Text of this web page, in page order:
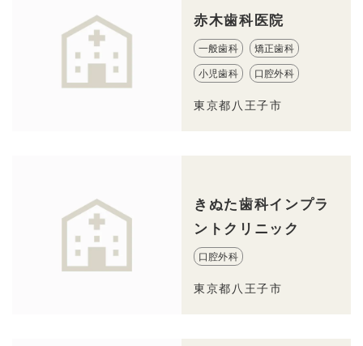
赤木歯科医院
一般歯科 矯正歯科
小児歯科 口腔外科
東京都八王子市
きぬた歯科インプラ
ントクリニック
口腔外科
東京都八王子市